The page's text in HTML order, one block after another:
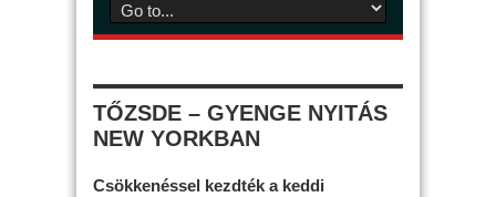
TŐZSDE – GYENGE NYITÁS
NEW YORKBAN
Csökkenéssel kezdték a keddi